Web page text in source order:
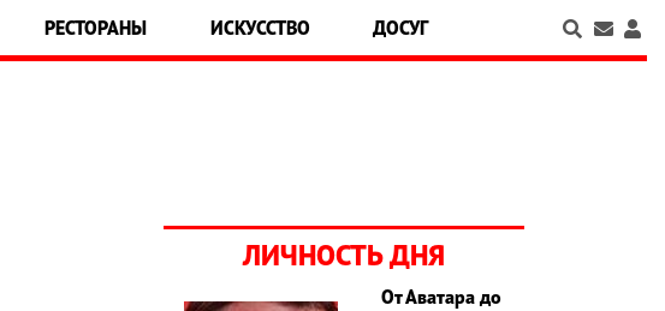
РЕСТОРАНЫ ИСКУССТВО ДОСУГ
ЛИЧНОСТЬ ДНЯ
От Аватара до